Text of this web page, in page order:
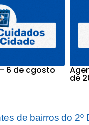
6 de agosto
de